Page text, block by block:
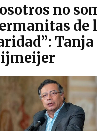
no
de
Tanja